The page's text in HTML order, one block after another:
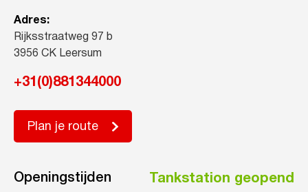
Adres:
Rijksstraatweg 97 b
3956 CK Leersum
+31(0)881344000
Plan je route
Openingstijden Tankstation geopend